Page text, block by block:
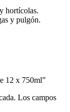
hortícolas.
y pulgón.
12 x 750ml”
Los campos